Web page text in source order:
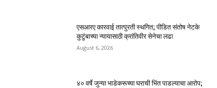
एसआरए कारवाई तात्पुरती स्थगित; पीडित संतोष नेटके
कुटुंबाच्या न्यायासाठी क्रांतिवीर सेनेचा लढा
August 6, 2026
४० वर्षे जुन्या भाडेकरूच्या घराची भिंत पाडल्याचा आरोप;